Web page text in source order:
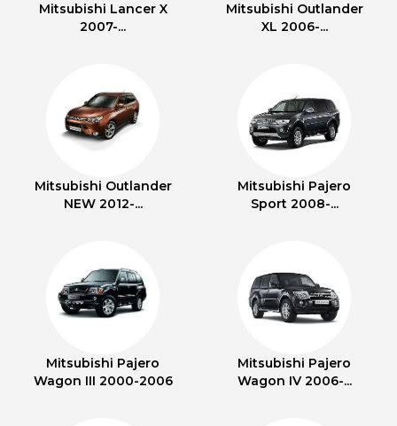
Mitsubishi Lancer X
2007-...
Mitsubishi Outlander
XL 2006-...
Mitsubishi Outlander
NEW 2012-...
Mitsubishi Pajero
Sport 2008-...
Mitsubishi Pajero
Wagon III 2000-2006
Mitsubishi Pajero
Wagon IV 2006-...